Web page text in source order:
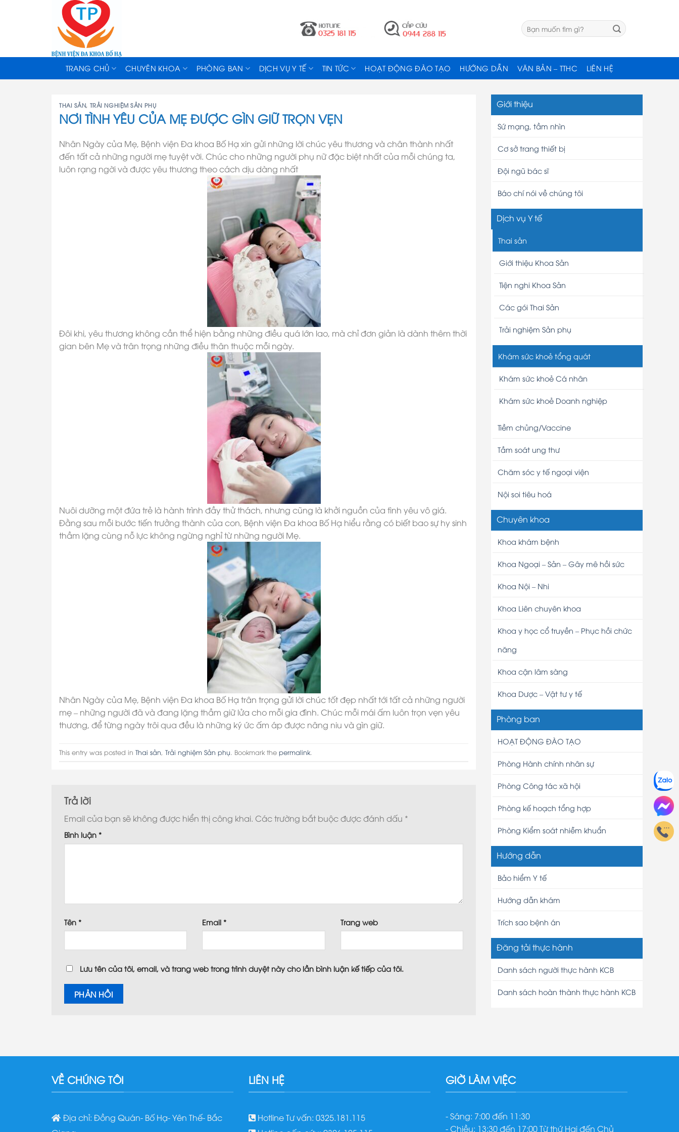
TRANG CHỦ CHUYÊN KHOA PHÒNG BAN DỊCH VỤ Y TẾ TIN TỨC HOẠT ĐỘNG ĐÀO TẠO HƯỚNG DẪN VĂN BẢN – TTHC LIÊN HỆ
THAI SẢN, TRẢI NGHIỆM SẢN PHỤ
NƠI TÌNH YÊU CỦA MẸ ĐƯỢC GÌN GIỮ TRỌN VẸN
Nhân Ngày của Mẹ, Bệnh viện Đa khoa Bố Hạ xin gửi những lời chúc yêu thương và chân thành nhất
đến tất cả những người mẹ tuyệt vời. Chúc cho những người phụ nữ đặc biệt nhất của mỗi chúng ta,
luôn rạng ngời và được yêu thương theo cách dịu dàng nhất
Đôi khi, yêu thương không cần thể hiện bằng những điều quá lớn lao, mà chỉ đơn giản là dành thêm thời
gian bên Mẹ và trân trọng những điều thân thuộc mỗi ngày.
Nuôi dưỡng một đứa trẻ là hành trình đầy thử thách, nhưng cũng là khởi nguồn của tình yêu vô giá.
Đằng sau mỗi bước tiến trưởng thành của con, Bệnh viện Đa khoa Bố Hạ hiểu rằng có biết bao sự hy sinh
thầm lặng cùng nỗ lực không ngừng nghỉ từ những người Mẹ.
Nhân Ngày của Mẹ, Bệnh viện Đa khoa Bố Hạ trân trọng gửi lời chúc tốt đẹp nhất tới tất cả những người
mẹ – những người đã và đang lặng thầm giữ lửa cho mỗi gia đình. Chúc mỗi mái ấm luôn trọn vẹn yêu
thương, để từng ngày trôi qua đều là những ký ức ấm áp được nâng niu và gìn giữ.
This entry was posted in Thai sản, Trải nghiệm Sản phụ. Bookmark the permalink.
Trả lời
Email của bạn sẽ không được hiển thị công khai. Các trường bắt buộc được đánh dấu *
Bình luận *
Tên * Email * Trang web
Lưu tên của tôi, email, và trang web trong trình duyệt này cho lần bình luận kế tiếp của tôi.
Giới thiệu
Sứ mạng, tầm nhìn
Cơ sở trang thiết bị
Đội ngũ bác sĩ
Báo chí nói về chúng tôi
Dịch vụ Y tế
Thai sản
Giới thiệu Khoa Sản
Tiện nghi Khoa Sản
Các gói Thai Sản
Trải nghiệm Sản phụ
Khám sức khoẻ tổng quát
Khám sức khoẻ Cá nhân
Khám sức khoẻ Doanh nghiệp
Tiềm chủng/Vaccine
Tầm soát ung thư
Chăm sóc y tế ngoại viện
Nội soi tiêu hoá
Chuyên khoa
Khoa khám bệnh
Khoa Ngoại – Sản – Gây mê hồi sức
Khoa Nội – Nhi
Khoa Liên chuyên khoa
Khoa y học cổ truyền – Phục hồi chức
năng
Khoa cận lâm sàng
Khoa Dược – Vật tư y tế
Phòng ban
HOẠT ĐỘNG ĐÀO TẠO
Phòng Hành chính nhân sự
Phòng Công tác xã hội
Phòng kế hoạch tổng hợp
Phòng Kiểm soát nhiễm khuẩn
Hướng dẫn
Bảo hiểm Y tế
Hướng dẫn khám
Trích sao bệnh án
Đăng tải thực hành
Danh sách người thực hành KCB
Danh sách hoàn thành thực hành KCB
VỀ CHÚNG TÔI
Địa chỉ: Đồng Quán- Bố Hạ- Yên Thế- Bắc
LIÊN HỆ
Hotline Tư vấn: 0325.181.115
GIỜ LÀM VIỆC
- Sáng: 7:00 đến 11:30
- Chiều: 13:30 đến 17:00 Từ thứ Hai đến Chủ